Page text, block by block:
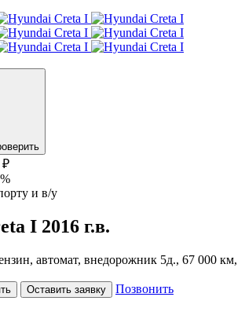
₽
и в/у
I 2016 г.в.
автомат, внедорожник 5д., 67 000 км,
Оставить заявку
Позвонить